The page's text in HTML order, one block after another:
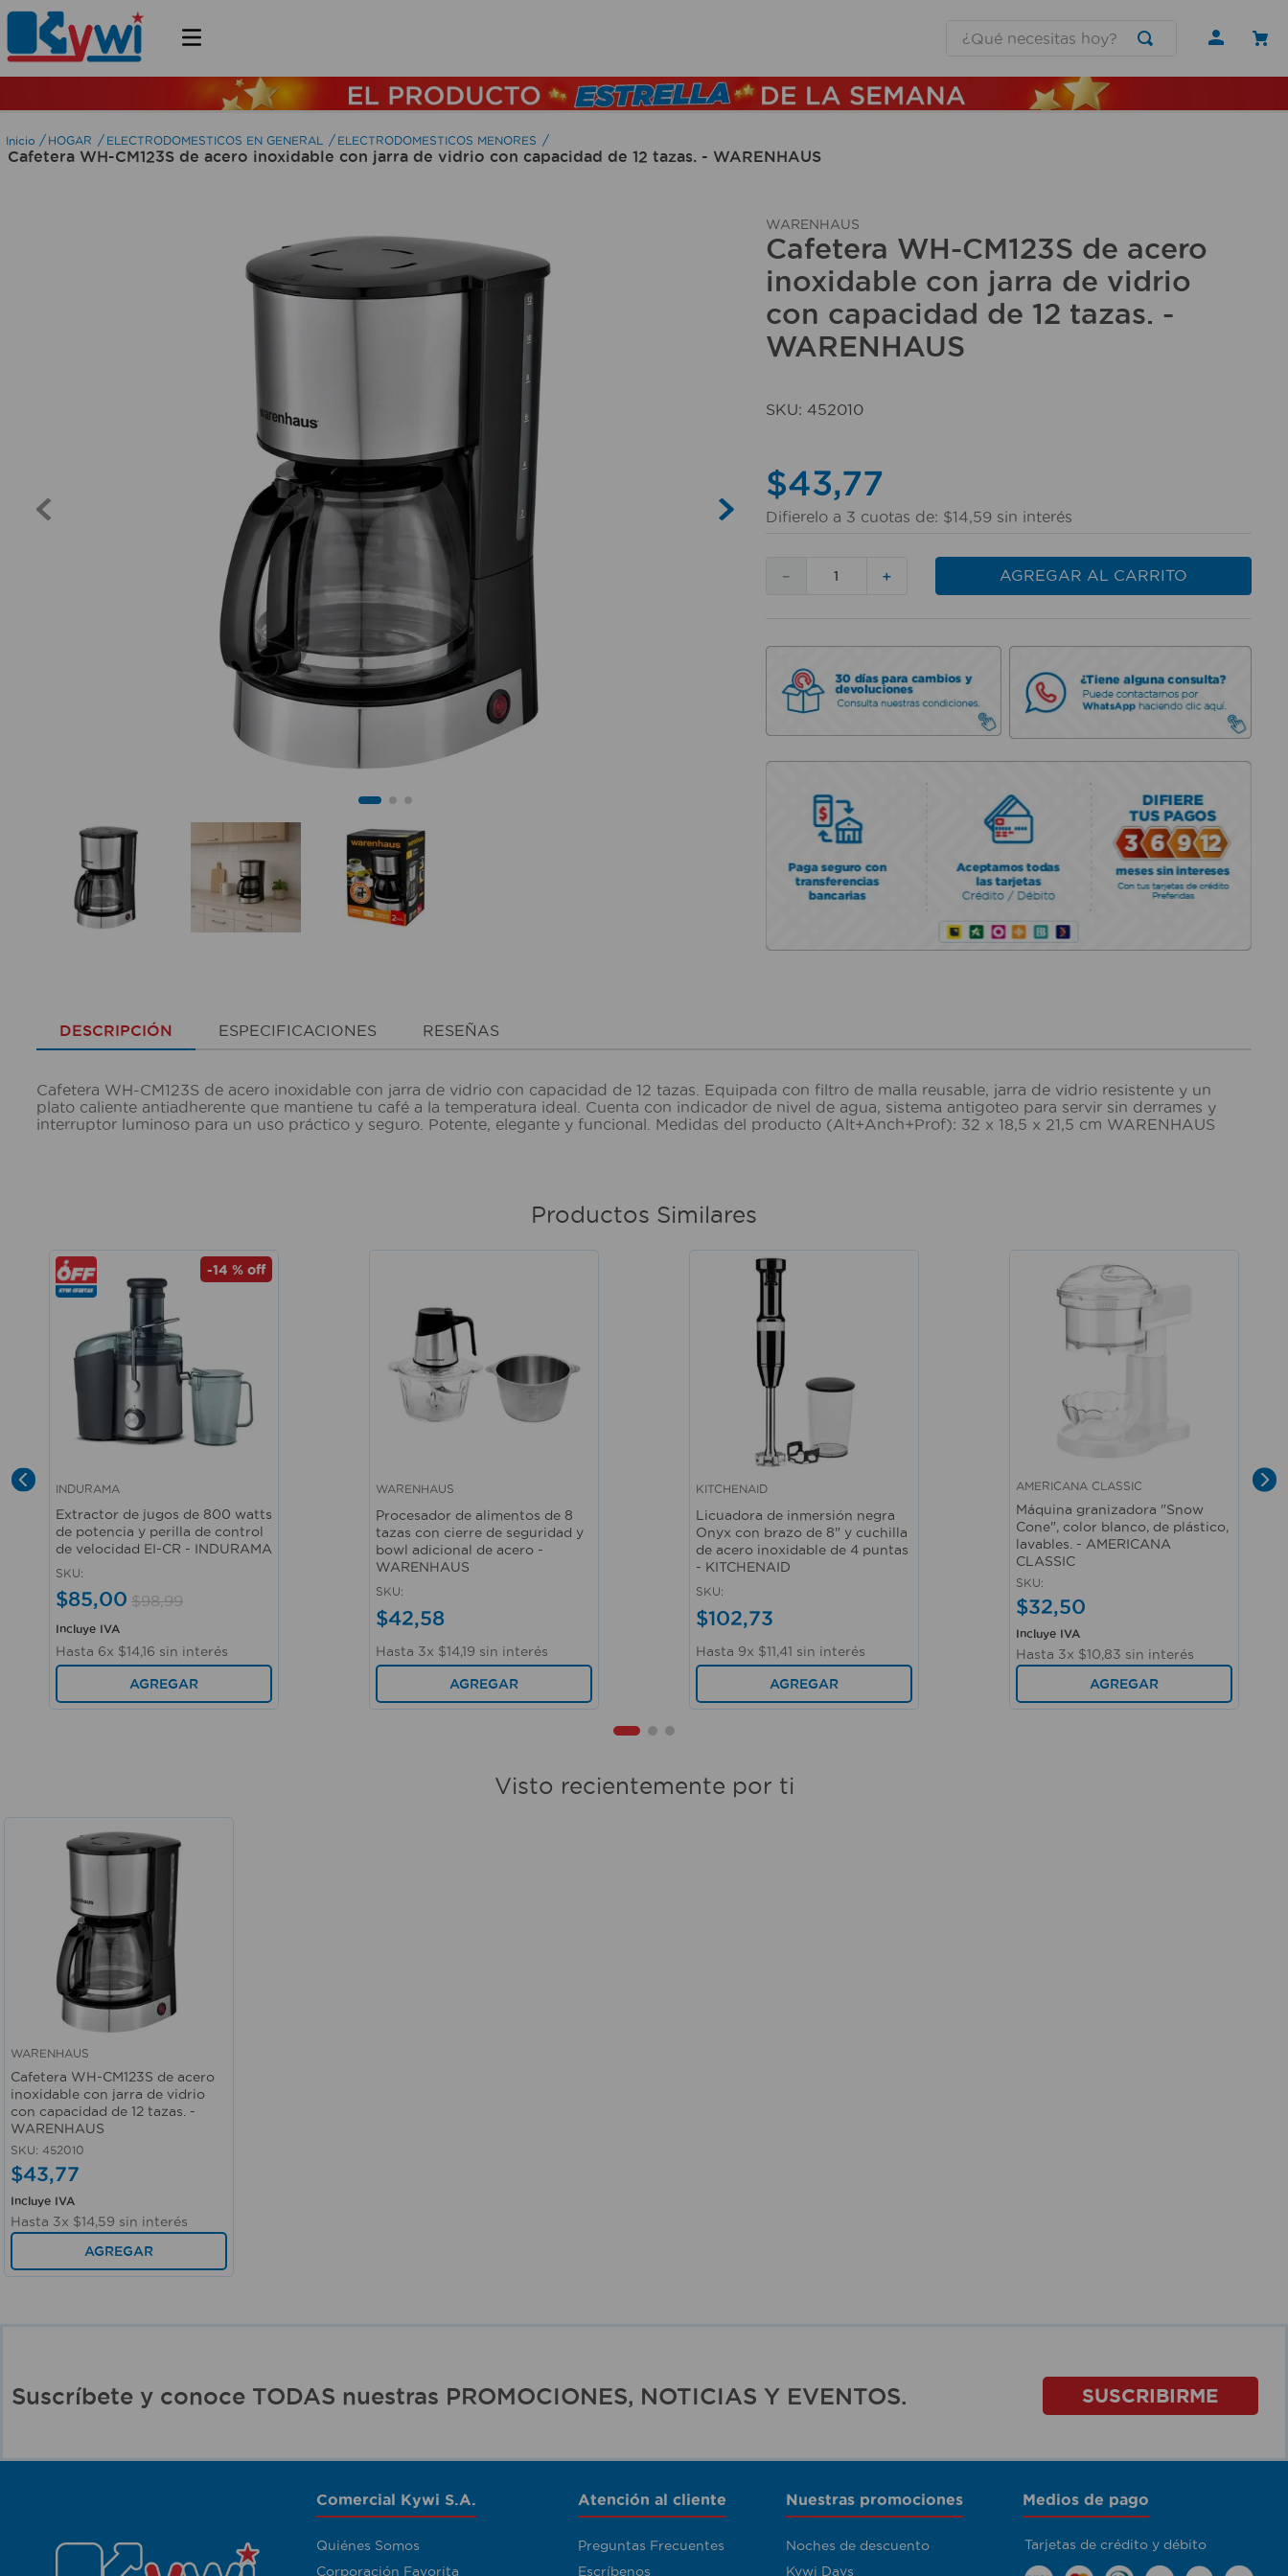
HOGAR ELECTRODOMESTICOS EN GENERAL ELECTRODOMESTICOS MENORES
Cafetera WH-CM123S de acero inoxidable con jarra de vidrio con capacidad de 12 tazas. - WARENHAUS
WARENHAUS
Cafetera WH-CM123S de acero
inoxidable con jarra de vidrio
con capacidad de 12 tazas. -
WARENHAUS
SKU: 452010
$43,77
Difierelo a 3 cuotas de: $14,59sin interés
＋
－ AGREGAR AL CARRITO
DESCRIPCIÓN ESPECIFICACIONES RESEÑAS
Cafetera WH-CM123S de acero inoxidable con jarra de vidrio con capacidad de 12 tazas. Equipada con filtro de malla reusable, jarra de vidrio resistente y un
plato caliente antiadherente que mantiene tu café a la temperatura ideal. Cuenta con indicador de nivel de agua, sistema antigoteo para servir sin derrames y
interruptor luminoso para un uso práctico y seguro. Potente, elegante y funcional. Medidas del producto (Alt+Anch+Prof): 32 x 18,5 x 21,5 cm WARENHAUS
Productos Similares
-14 % off
Vista rápida
INDURAMA
Extractor de jugos de 800 watts
de potencia y perilla de control
de velocidad EI-CR - INDURAMA
SKU:
$85,00 $98,99
Incluye IVA
Hasta 6x $14,16 sin interés
AGREGAR
Vista rápida
WARENHAUS
Procesador de alimentos de 8
tazas con cierre de seguridad y
bowl adicional de acero -
WARENHAUS
SKU:
$42,58
Hasta 3x $14,19 sin interés
AGREGAR
Vista rápida
KITCHENAID
Licuadora de inmersión negra
Onyx con brazo de 8" y cuchilla
de acero inoxidable de 4 puntas
- KITCHENAID
SKU:
$102,73
Hasta 9x $11,41 sin interés
AGREGAR
AMERICANA CLASSIC
Máquina granizadora "Snow
Cone", color blanco, de plástico,
lavables. - AMERICANA
CLASSIC
SKU:
$32,50
Incluye IVA
Hasta 3x $10,83 sin interés
AGREGAR
Visto recientemente por ti
WARENHAUS
Cafetera WH-CM123S de acero
inoxidable con jarra de vidrio
con capacidad de 12 tazas. -
WARENHAUS
SKU: 452010
$43,77
Incluye IVA
Hasta 3x $14,59 sin interés
AGREGAR
Suscríbete y conoce TODAS nuestras PROMOCIONES, NOTICIAS Y EVENTOS. SUSCRIBIRME
Comercial Kywi S.A.
Quiénes Somos
Corporación Favorita
Atención al cliente
Preguntas Frecuentes
Escríbenos
Nuestras promociones
Noches de descuento
Kywi Days
Medios de pago
Tarjetas de crédito y débito
TÉRMINOS MÁS BUSCADOS
1.
lamparas